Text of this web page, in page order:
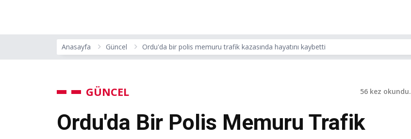
Anasayfa Güncel Ordu'da bir polis memuru trafik kazasında hayatını kaybetti
GÜNCEL 56 kez okundu.
Ordu'da Bir Polis Memuru Trafik